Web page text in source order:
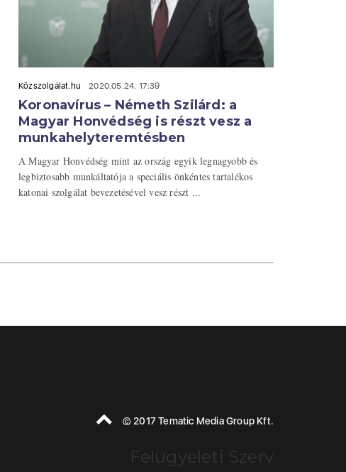
Közszolgálat.hu 2020.05.24. 17:39
Koronavírus – Németh Szilárd: a
Magyar Honvédség is részt vesz a
munkahelyteremtésben
A Magyar Honvédség mint az ország egyik legnagyobb és
legbiztosabb munkáltatója a speciális önkéntes tartalékos
katonai szolgálat bevezetésével vesz részt ...
© 2017 Tematic Media Group Kft.
Felügyeleti Szerv